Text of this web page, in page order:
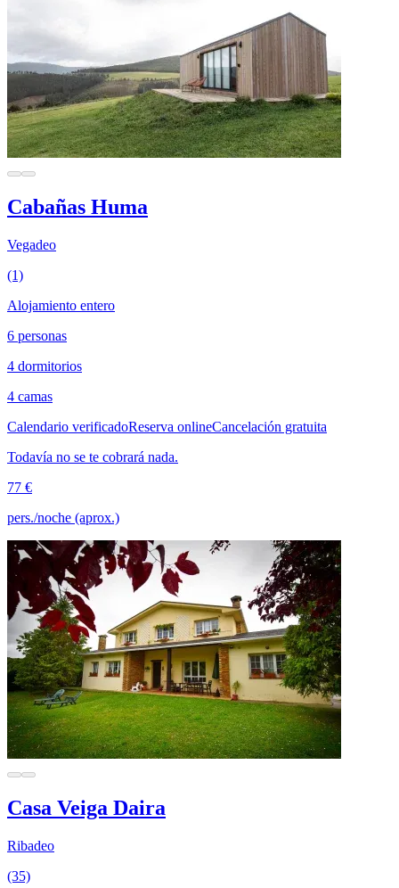
Cabañas Huma
Vegadeo
(1)
Alojamiento entero
6 personas
4 dormitorios
4 camas
Calendario verificadoReserva onlineCancelación gratuita
Todavía no se te cobrará nada.
77 €
pers./noche (aprox.)
Casa Veiga Daira
Ribadeo
(35)